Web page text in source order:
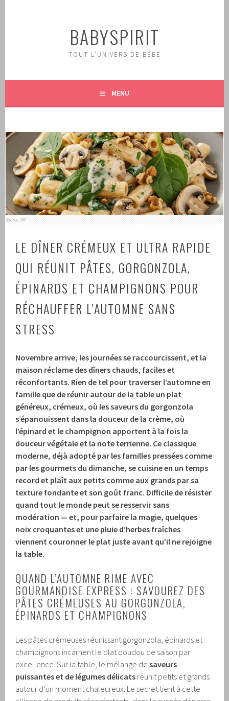
BABYSPIRIT
TOUT L'UNIVERS DE BÉBÉ
MENU
Source: DR
LE DÎNER CRÉMEUX ET ULTRA RAPIDE
QUI RÉUNIT PÂTES, GORGONZOLA,
ÉPINARDS ET CHAMPIGNONS POUR
RÉCHAUFFER L’AUTOMNE SANS
STRESS
Novembre arrive, les journées se raccourcissent, et la
maison réclame des dîners chauds, faciles et
réconfortants. Rien de tel pour traverser l’automne en
famille que de réunir autour de la table un plat
généreux, crémeux, où les saveurs du gorgonzola
s’épanouissent dans la douceur de la crème, où
l’épinard et le champignon apportent à la fois la
douceur végétale et la note terrienne. Ce classique
moderne, déjà adopté par les familles pressées comme
par les gourmets du dimanche, se cuisine en un temps
record et plaît aux petits comme aux grands par sa
texture fondante et son goût franc. Difficile de résister
quand tout le monde peut se resservir sans
modération — et, pour parfaire la magie, quelques
noix croquantes et une pluie d’herbes fraîches
viennent couronner le plat juste avant qu’il ne rejoigne
la table.
QUAND L’AUTOMNE RIME AVEC
GOURMANDISE EXPRESS : SAVOUREZ DES
PÂTES CRÉMEUSES AU GORGONZOLA,
ÉPINARDS ET CHAMPIGNONS
Les pâtes crémeuses réunissant gorgonzola, épinards et
champignons incarnent le plat doudou de saison par
excellence. Sur la table, le mélange desaveurs
puissantes et de légumes délicats réunit petits et grands
autour d’un moment chaleureux. Le secret tient à cette